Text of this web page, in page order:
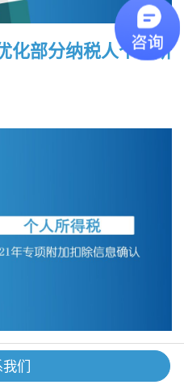
化部分纳税人个人所
加扣除】你“一键确
们